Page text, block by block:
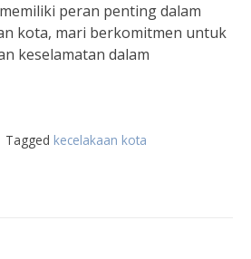
peran penting dalam
kota, mari berkomitmen untuk
keselamatan dalam
Tagged kecelakaan kota